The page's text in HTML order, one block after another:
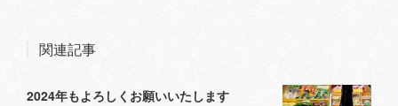
関連記事
2024年もよろしくお願いいたします